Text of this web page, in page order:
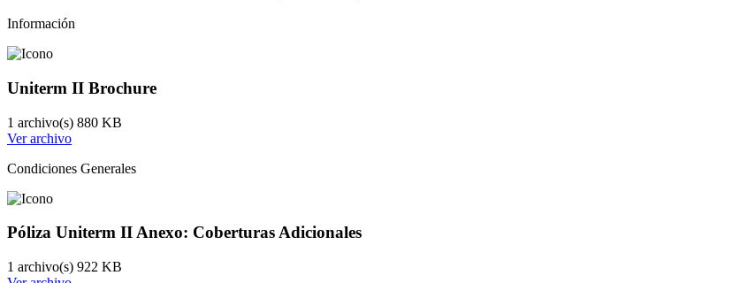
Información
Uniterm II Brochure
1 archivo(s) 880 KB
Ver archivo
Condiciones Generales
Póliza Uniterm II Anexo: Coberturas Adicionales
1 archivo(s) 922 KB